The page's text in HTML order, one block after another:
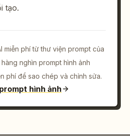
tạo.
miễn phí từ thư viện prompt của
nghìn prompt hình ảnh
phí để sao chép và chỉnh sửa.
hình ảnh